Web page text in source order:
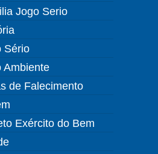
Jogo Serio
Sério
Ambiente
de Falecimento
Exército do Bem